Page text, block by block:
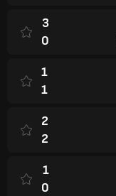
3
0
1
1
2
2
1
0